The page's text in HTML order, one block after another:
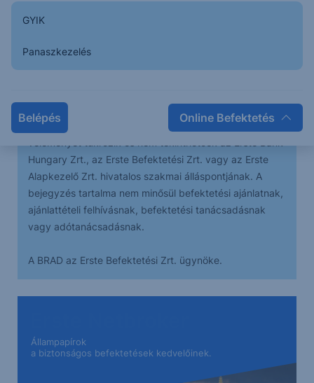
GYIK
Panaszkezelés
Belépés Online Befektetés
Az előttünk álló időszakban egy sávban mozoghat az
árfolyam, a sáv 228-235 között található.
A bejegyzésben foglaltak kizárólag az író személyes
Hungary Zrt., az Erste Befektetési Zrt. vagy az Erste
Alapkezelő Zrt. hivatalos szakmai álláspontjának. A
bejegyzés tartalma nem minősül befektetési ajánlatnak,
ajánlattételi felhívásnak, befektetési tanácsadásnak
vagy adótanácsadásnak.
A BRAD az Erste Befektetési Zrt. ügynöke.
Állampapírok
a biztonságos befektetések kedvelőinek.